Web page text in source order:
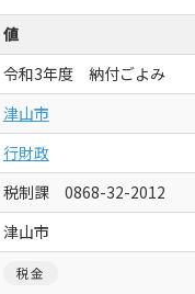
値
令和3年度 納付ごよみ
津山市
行財政
税制課 0868-32-2012
津山市
税金